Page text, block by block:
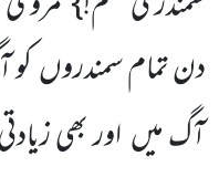
دن تمام سمندروں
آگ میں اور بھی